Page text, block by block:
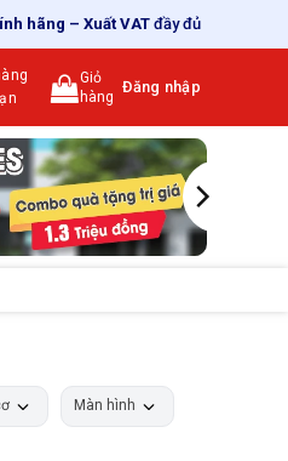
hãng – Xuất VAT đầy đủ
Giỏ
hàng
Đăng nhập
Màn hình